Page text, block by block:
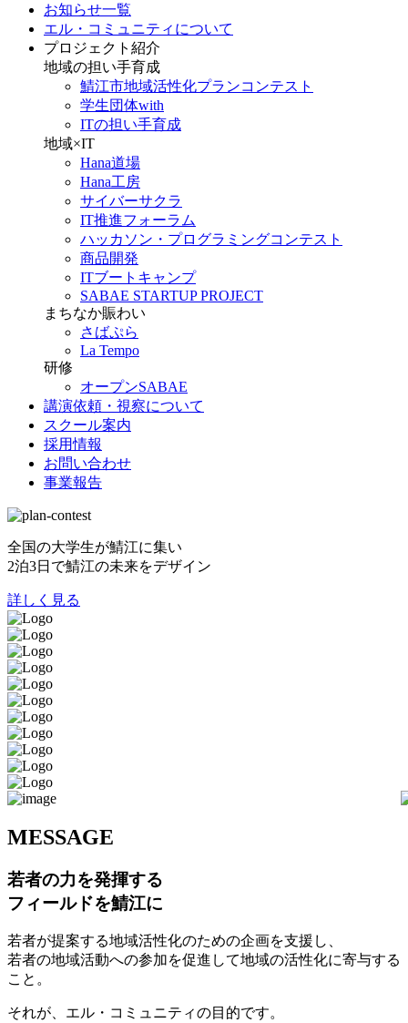
お知らせ一覧
エル・コミュニティについて
プロジェクト紹介
地域の担い手育成
鯖江市地域活性化プランコンテスト
学生団体with
ITの担い手育成
地域×IT
Hana道場
Hana工房
サイバーサクラ
IT推進フォーラム
ハッカソン・プログラミングコンテスト
商品開発
ITブートキャンプ
SABAE STARTUP PROJECT
まちなか賑わい
さばぷら
La Tempo
研修
オープンSABAE
講演依頼・視察について
スクール案内
採用情報
お問い合わせ
事業報告
全国の大学生が鯖江に集い
2泊3日で鯖江の未来をデザイン
詳しく見る
MESSAGE
若者の力を発揮する
フィールドを鯖江に
若者が提案する地域活性化のための企画を支援し、
若者の地域活動への参加を促進して地域の活性化に寄与する
こと。
それが、エル・コミュニティの目的です。